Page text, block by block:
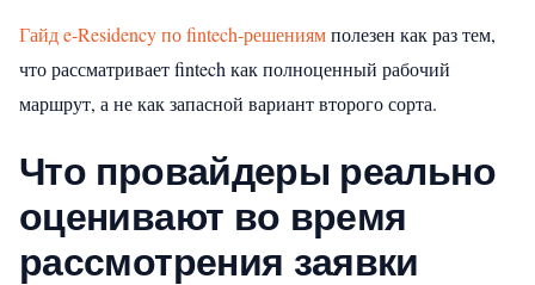
Гайд e-Residency по fintech-решениямполезен как раз тем,
что рассматривает fintech как полноценный рабочий
маршрут, а не как запасной вариант второго сорта.
Что провайдеры реально
оценивают во время
рассмотрения заявки